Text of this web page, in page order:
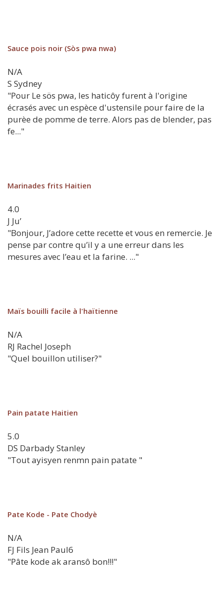
Sauce pois noir (Sòs pwa nwa)
N/A
S Sydney
"Pour Le sös pwa, les haticôy furent à l'origine
écrasés avec un espèce d'ustensile pour faire de la
purèe de pomme de terre. Alors pas de blender, pas
fe..."
Marinades frits Haitien
4.0
J Ju’
"Bonjour, J’adore cette recette et vous en remercie. Je
pense par contre qu’il y a une erreur dans les
mesures avec l’eau et la farine. ..."
Maïs bouilli facile à l'haïtienne
N/A
RJ Rachel Joseph
"Quel bouillon utiliser?"
Pain patate Haitien
5.0
DS Darbady Stanley
"Tout ayisyen renmn pain patate "
Pate Kode - Pate Chodyè
N/A
FJ Fils Jean Paul6
"Pâte kode ak aransô bon!!!"